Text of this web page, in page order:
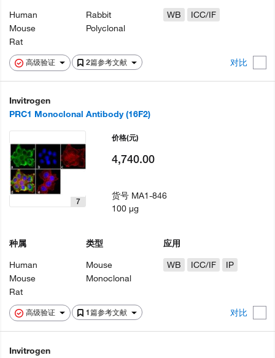
高级验证 2篇参考文献 对比
Human
Mouse
Rat
Rabbit
Polyclonal
WB
ICC/IF
Invitrogen
PRC1 Monoclonal Antibody (16F2)
高级验证 1篇参考文献 对比
7
种属
Human
Mouse
Rat
类型
Mouse
Monoclonal
应用
WB
ICC/IF IP
价格(元)
4,740.00
货号 MA1-846
100 µg
Invitrogen